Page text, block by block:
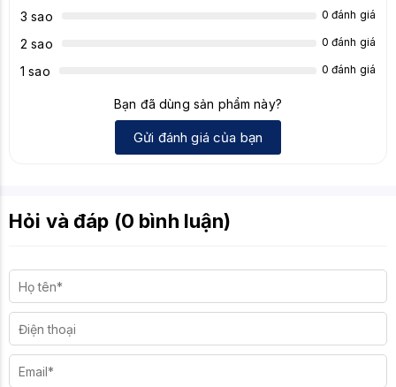
3 sao 0 đánh giá
2 sao 0 đánh giá
1 sao 0 đánh giá
Bạn đã dùng sản phẩm này?
Gửi đánh giá của bạn
Hỏi và đáp (0 bình luận)